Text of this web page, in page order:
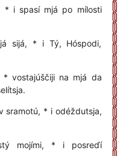
* i spasí mjá po mílosti
sijá, * i Tý, Hóspodi,
* vostajúščiji na mjá da
sramotú, * i odéždutsja,
mojími, * i posreďí